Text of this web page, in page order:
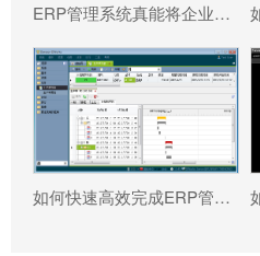
ERP管理系统真能将企业数据转化为可执行决策吗?
如何快速高效完成ERP管理系统配置?